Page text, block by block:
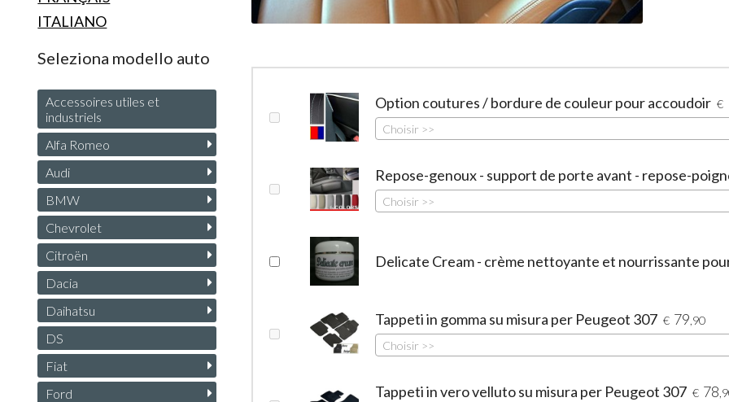
Option coutures / bordure de couleur pour accoudoir €
Choisir >>
Repose-genoux - support de porte avant - repose-
Choisir >>
Delicate Cream - crème nettoyante et nourrissante
Tappeti in gomma su misura per Peugeot 307 € 79 ,90
Choisir >>
Tappeti in vero velluto su misura per Peugeot 307 € 78
ITALIANO
Seleziona modello auto
Accessoires utiles et
industriels
Alfa Romeo
Audi
BMW
Chevrolet
Citroën
Dacia
Daihatsu
DS
Fiat
Ford